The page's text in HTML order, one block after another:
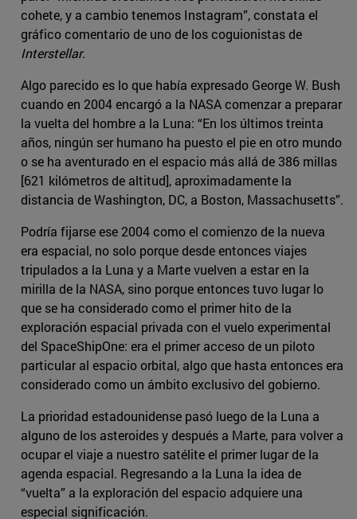
cohete, y a cambio tenemos Instagram”, constata el
gráfico comentario de uno de los coguionistas de
Interstellar.
Algo parecido es lo que había expresado George W. Bush
cuando en 2004 encargó a la NASA comenzar a preparar
la vuelta del hombre a la Luna: “En los últimos treinta
años, ningún ser humano ha puesto el pie en otro mundo
o se ha aventurado en el espacio más allá de 386 millas
[621 kilómetros de altitud], aproximadamente la
distancia de Washington, DC, a Boston, Massachusetts”.
Podría fijarse ese 2004 como el comienzo de la nueva
era espacial, no solo porque desde entonces viajes
tripulados a la Luna y a Marte vuelven a estar en la
mirilla de la NASA, sino porque entonces tuvo lugar lo
que se ha considerado como el primer hito de la
exploración espacial privada con el vuelo experimental
del SpaceShipOne: era el primer acceso de un piloto
particular al espacio orbital, algo que hasta entonces era
considerado como un ámbito exclusivo del gobierno.
La prioridad estadounidense pasó luego de la Luna a
alguno de los asteroides y después a Marte, para volver a
ocupar el viaje a nuestro satélite el primer lugar de la
agenda espacial. Regresando a la Luna la idea de
“vuelta” a la exploración del espacio adquiere una
especial significación.